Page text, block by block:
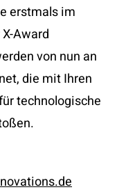
erstmals im
Award
von nun an
die mit Ihren
technologische